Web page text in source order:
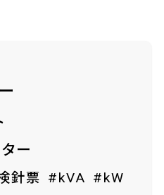
ー
針票 #kVA #kW